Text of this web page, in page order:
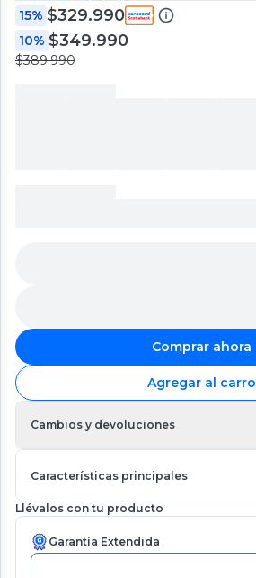
15% $329.990
10% $349.990
$389.990
Comprar ahora
Agregar al carro
Cambios y devoluciones
Características principales
Llévalos con tu producto
Garantía Extendida